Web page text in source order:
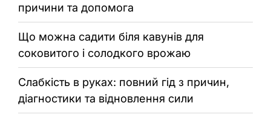
причини та допомога
Що можна садити біля кавунів для
соковитого і солодкого врожаю
Слабкість в руках: повний гід з причин,
діагностики та відновлення сили